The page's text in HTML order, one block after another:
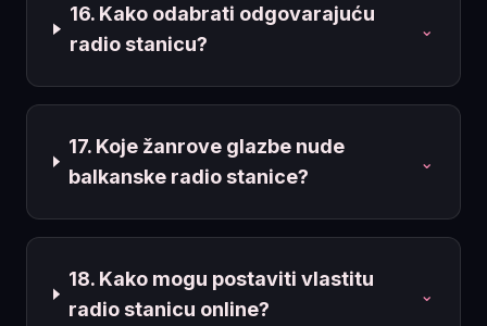
16. Kako odabrati odgovarajuću
radio stanicu?
⌄
17. Koje žanrove glazbe nude
balkanske radio stanice?
⌄
18. Kako mogu postaviti vlastitu
radio stanicu online?
⌄